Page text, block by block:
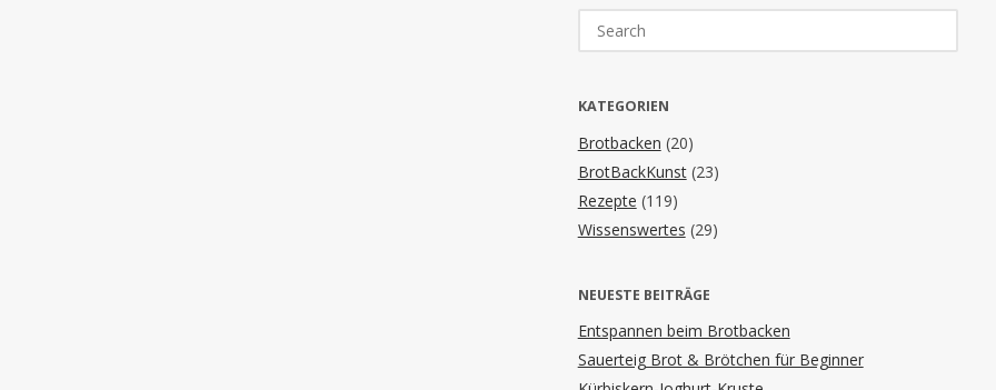
for:
KATEGORIEN
Brotbacken (20)
BrotBackKunst(23)
Rezepte (119)
Wissenswertes (29)
NEUESTE BEITRÄGE
Entspannen beim Brotbacken
Sauerteig Brot & Brötchen für Beginner